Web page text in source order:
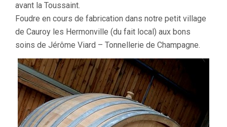
avant la Toussaint.
Foudre en cours de fabrication dans notre petit village
de Cauroy les Hermonville (du fait local) aux bons
soins de Jérôme Viard – Tonnellerie de Champagne.